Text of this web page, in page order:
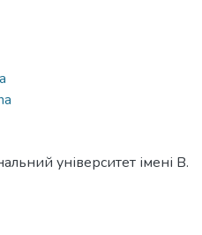
університет імені В.